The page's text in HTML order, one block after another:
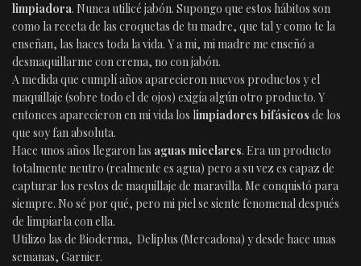
limpiadora. Nunca utilicé jabón. Supongo que estos hábitos son
como la receta de las croquetas de tu madre, que tal y como te la
enseñan, las haces toda la vida. Y a mi, mi madre me enseñó a
desmaquillarme con crema, no con jabón.
A medida que cumplí años aparecieron nuevos productos y el
maquillaje (sobre todo el de ojos) exigía algún otro producto. Y
entonces aparecieron en mi vida los limpiadores bifásicos de los
que soy fan absoluta.
Hace unos años llegaron las aguas micelares. Era un producto
totalmente neutro (realmente es agua) pero a su vez es capaz de
capturar los restos de maquillaje de maravilla. Me conquistó para
siempre. No sé por qué, pero mi piel se siente fenomenal después
de limpiarla con ella.
Utilizo las de Bioderma, Deliplus (Mercadona) y desde hace unas
semanas, Garnier.